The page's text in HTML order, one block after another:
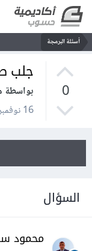
أسئلة البرمجة
0
جلب
بواسطة
16 نوفمبر 2023
السؤال
محمود